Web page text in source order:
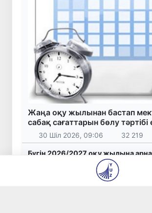
Жаңа оқу жылынан бастап
сабақ сағаттарын бөлу тәртібі
30 Шіл 2026, 09:06 32 219
Бүгін 2026/2027 оқу жылына
қабылдау емтихандары толық
23 Шіл 2026, 14:04